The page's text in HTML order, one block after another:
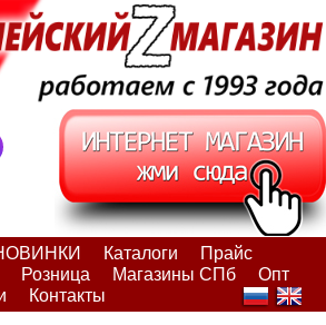
Каталоги
Прайс
Розница Магазины СПб
Опт
Контакты